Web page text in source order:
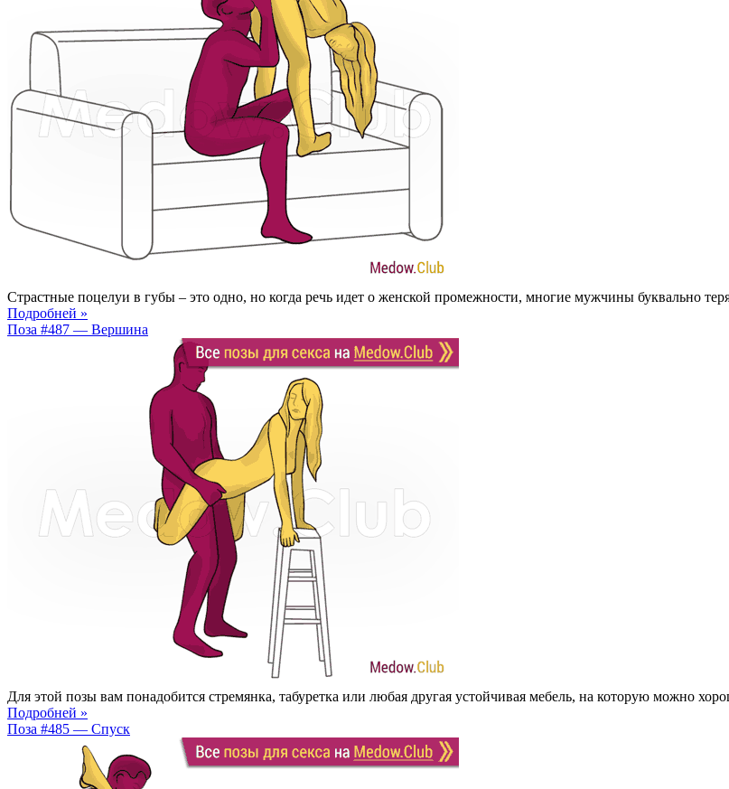
Страстные поцелуи в губы – это одно, но когда речь идет о женской промежности, многие мужчины буквально
Подробней »
Поза #487 — Вершина
Для этой позы вам понадобится стремянка, табуретка или любая другая устойчивая мебель, на которую можно
Подробней »
Поза #485 — Спуск